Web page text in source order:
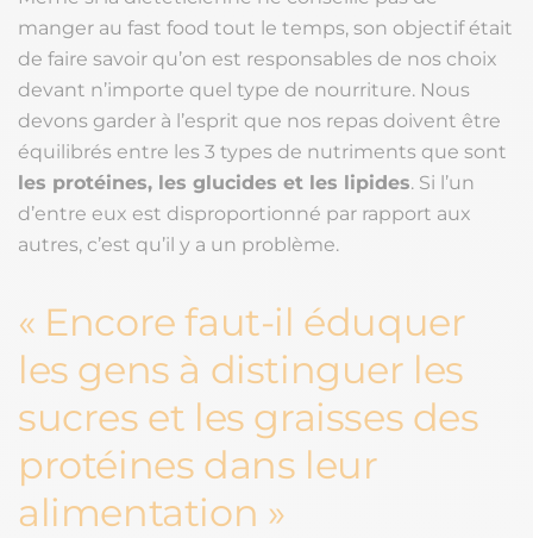
manger au fast food tout le temps, son objectif était
de faire savoir qu’on est responsables de nos choix
devant n’importe quel type de nourriture. Nous
devons garder à l’esprit que nos repas doivent être
équilibrés entre les 3 types de nutriments que sont
les protéines, les glucides et les lipides. Si l’un
d’entre eux est disproportionné par rapport aux
autres, c’est qu’il y a un problème.
Encore faut-il éduquer
les gens à distinguer les
sucres et les graisses des
protéines dans leur
alimentation